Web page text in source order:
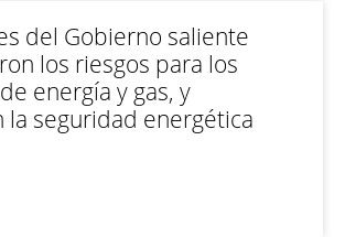
del Gobierno saliente
los riesgos para los
energía y gas, y
la seguridad energética